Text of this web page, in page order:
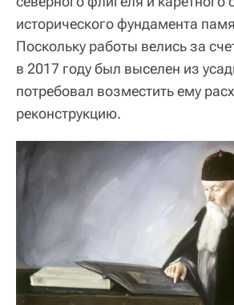
исторического фундамента
Поскольку работы велись за
в 2017 году был выселен из
потребовал возместить ему
реконструкцию.